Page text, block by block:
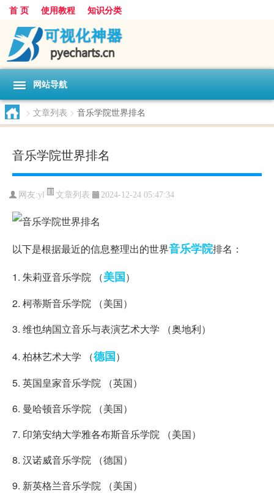
首 页 使用教程 知识分类
网站导航
> 文章列表 > 音乐学院世界排名
音乐学院世界排名
网友:yl 文章列表 2024-12-24 05:47:34
以下是根据最近的信息整理出的世界音乐学院排名：
1. 朱莉亚音乐学院 （美国）
2. 柯蒂斯音乐学院 （美国）
3. 维也纳国立音乐与表演艺术大学 （奥地利）
4. 柏林艺术大学 （德国）
5. 英国皇家音乐学院 （英国）
6. 曼哈顿音乐学院 （美国）
7. 印第安纳大学雅各布斯音乐学院 （美国）
8. 汉诺威音乐学院 （德国）
9. 新英格兰音乐学院 （美国）